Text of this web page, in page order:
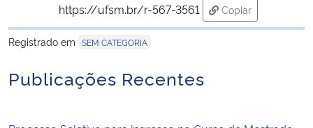
https://ufsm.br/r-567-3561
Copiar
para área de
Registrado em SEM CATEGORIA
Publicações Recentes